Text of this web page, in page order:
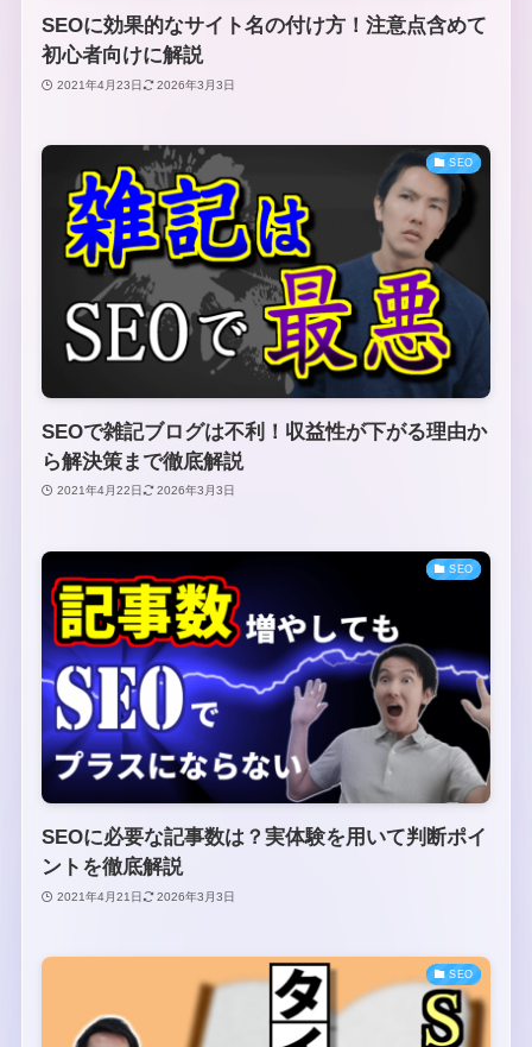
SEOに効果的なサイト名の付け方！注意点含めて
初心者向けに解説
2021年4月23日 2026年3月3日
SEO
SEOで雑記ブログは不利！収益性が下がる理由か
ら解決策まで徹底解説
2021年4月22日 2026年3月3日
SEO
SEOに必要な記事数は？実体験を用いて判断ポイ
ントを徹底解説
2021年4月21日 2026年3月3日
SEO